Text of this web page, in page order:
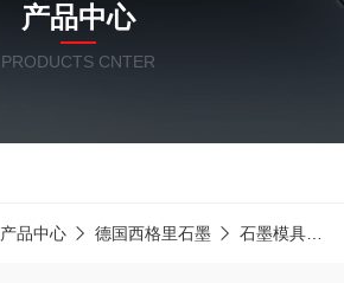
产品中心
PRODUCTS CNTER
产品中心 德国西格里石墨 石墨模具